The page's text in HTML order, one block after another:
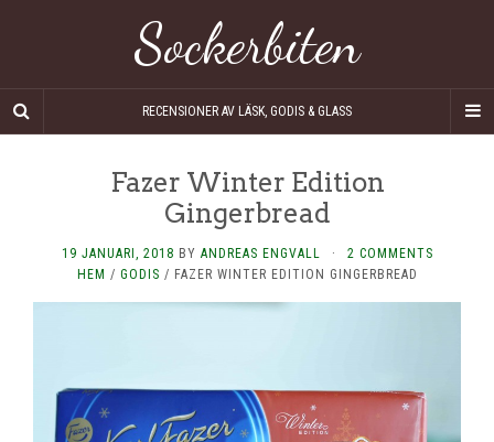
Sockerbiten
RECENSIONER AV LÄSK, GODIS & GLASS
Fazer Winter Edition
Gingerbread
19 JANUARI, 2018 BY ANDREAS ENGVALL ·
2 COMMENTS
HEM / GODIS / FAZER WINTER EDITION GINGERBREAD